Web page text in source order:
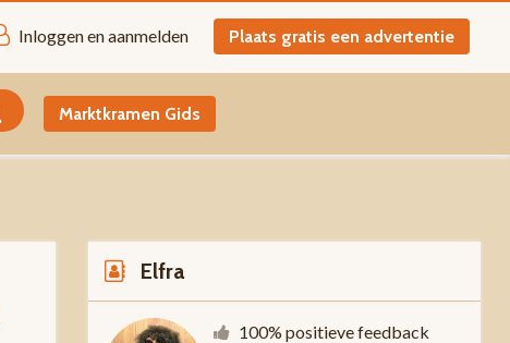
Inloggen en aanmelden Plaats gratis een advertentie
Marktkramen Gids
Elfra
100% positieve feedback